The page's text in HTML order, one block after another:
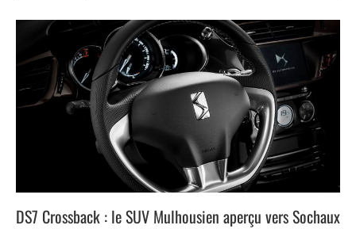
DS7 Crossback : le SUV Mulhousien aperçu vers Sochaux